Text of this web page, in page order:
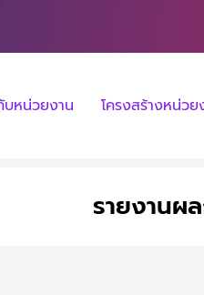
บหน่วยงาน โครงสร้างหน่วย
รายงานผ